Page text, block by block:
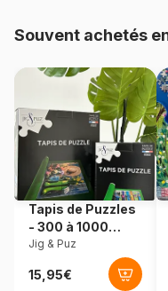
Référence
EAN
Nombre de pièces
Dimensions
Souvent achetés
Tapis de Puzzles
- 300 à 1000
pièces
Jig & Puz